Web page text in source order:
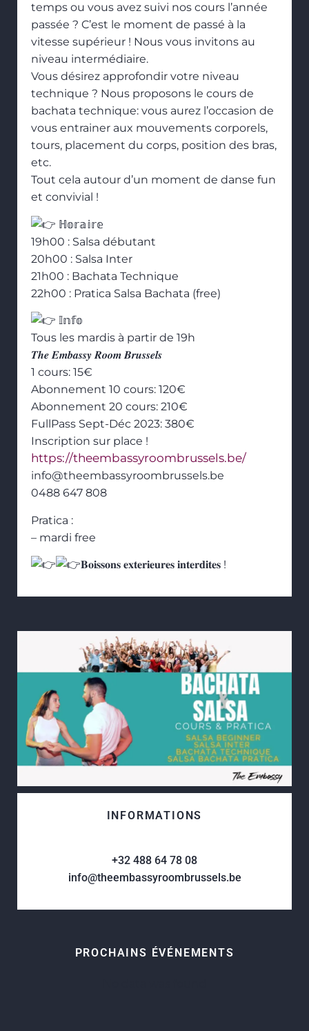
temps ou vous avez suivi nos cours l’année
passée ? C’est le moment de passé à la
vitesse supérieur ! Nous vous invitons au
niveau intermédiaire.
Vous désirez approfondir votre niveau
technique ? Nous proposons le cours de
bachata technique: vous aurez l’occasion de
vous entrainer aux mouvements corporels,
tours, placement du corps, position des bras,
etc.
Tout cela autour d’un moment de danse fun
et convivial !
ℍ𝕠𝕣𝕒𝕚𝕣𝕖
19h00 : Salsa débutant
20h00 : Salsa Inter
21h00 : Bachata Technique
22h00 : Pratica Salsa Bachata (free)
𝕀𝕟𝕗𝕠
Tous les mardis à partir de 19h
𝑻𝒉𝒆 𝑬𝒎𝒃𝒂𝒔𝒔𝒚 𝑹𝒐𝒐𝒎 𝑩𝒓𝒖𝒔𝒔𝒆𝒍𝒔
1 cours: 15€
Abonnement 10 cours: 120€
Abonnement 20 cours: 210€
FullPass Sept-Déc 2023: 380€
Inscription sur place !
https://theembassyroombrussels.be/
info@theembassyroombrussels.be
0488 647 808
Pratica :
– mardi free
𝐁𝐨𝐢𝐬𝐬𝐨𝐧𝐬 𝐞𝐱𝐭𝐞𝐫𝐢𝐞𝐮𝐫𝐞𝐬 𝐢𝐧𝐭𝐞𝐫𝐝𝐢𝐭𝐞𝐬 !
INFORMATIONS
+32 488 64 78 08
info@theembassyroombrussels.be
PROCHAINS ÉVÉNEMENTS